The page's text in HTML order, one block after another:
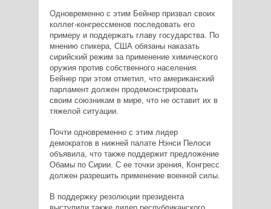
Одновременно с этим Бейнер призвал своих
коллег-конгрессменов последовать его
примеру и поддержать главу государства. По
мнению спикера, США обязаны наказать
сирийский режим за применение химического
оружия против собственного населения.
Бейнер при этом отметил, что американский
парламент должен продемонстрировать
своим союзникам в мире, что не оставит их в
тяжелой ситуации.
Почти одновременно с этим лидер
демократов в нижней палате Нэнси Пелоси
объявила, что также поддержит предложение
Обамы по Сирии. С ее точки зрения, Конгресс
должен разрешить применение военной силы.
В поддержку резолюции президента
выступили также лидер республиканского